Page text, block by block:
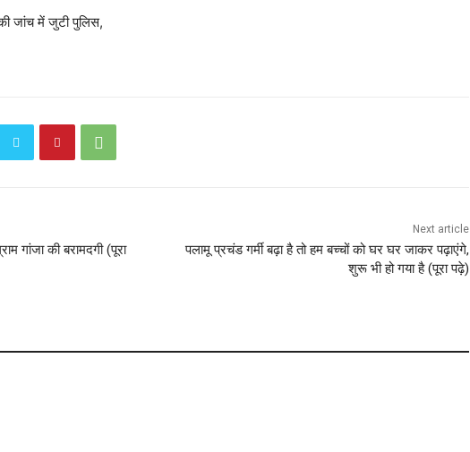
जांच में जुटी पुलिस,
गांजा की बरामदगी (पूरा
Next article
पलामू प्रचंड गर्मी बढ़ा है तो हम बच्चों को घर घर जाकर पढ़ाएंगे,
शुरू भी हो गया है (पूरा पढ़े)